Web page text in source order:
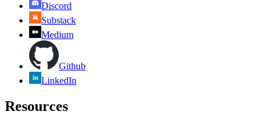
Discord
Substack
Medium
Github
LinkedIn
Resources